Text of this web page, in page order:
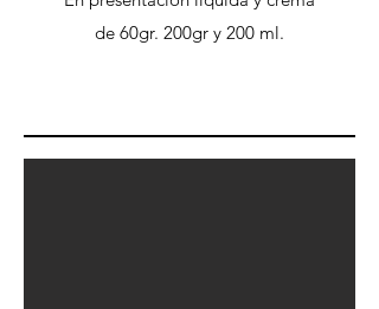
de 60gr. 200gr y 200 ml.